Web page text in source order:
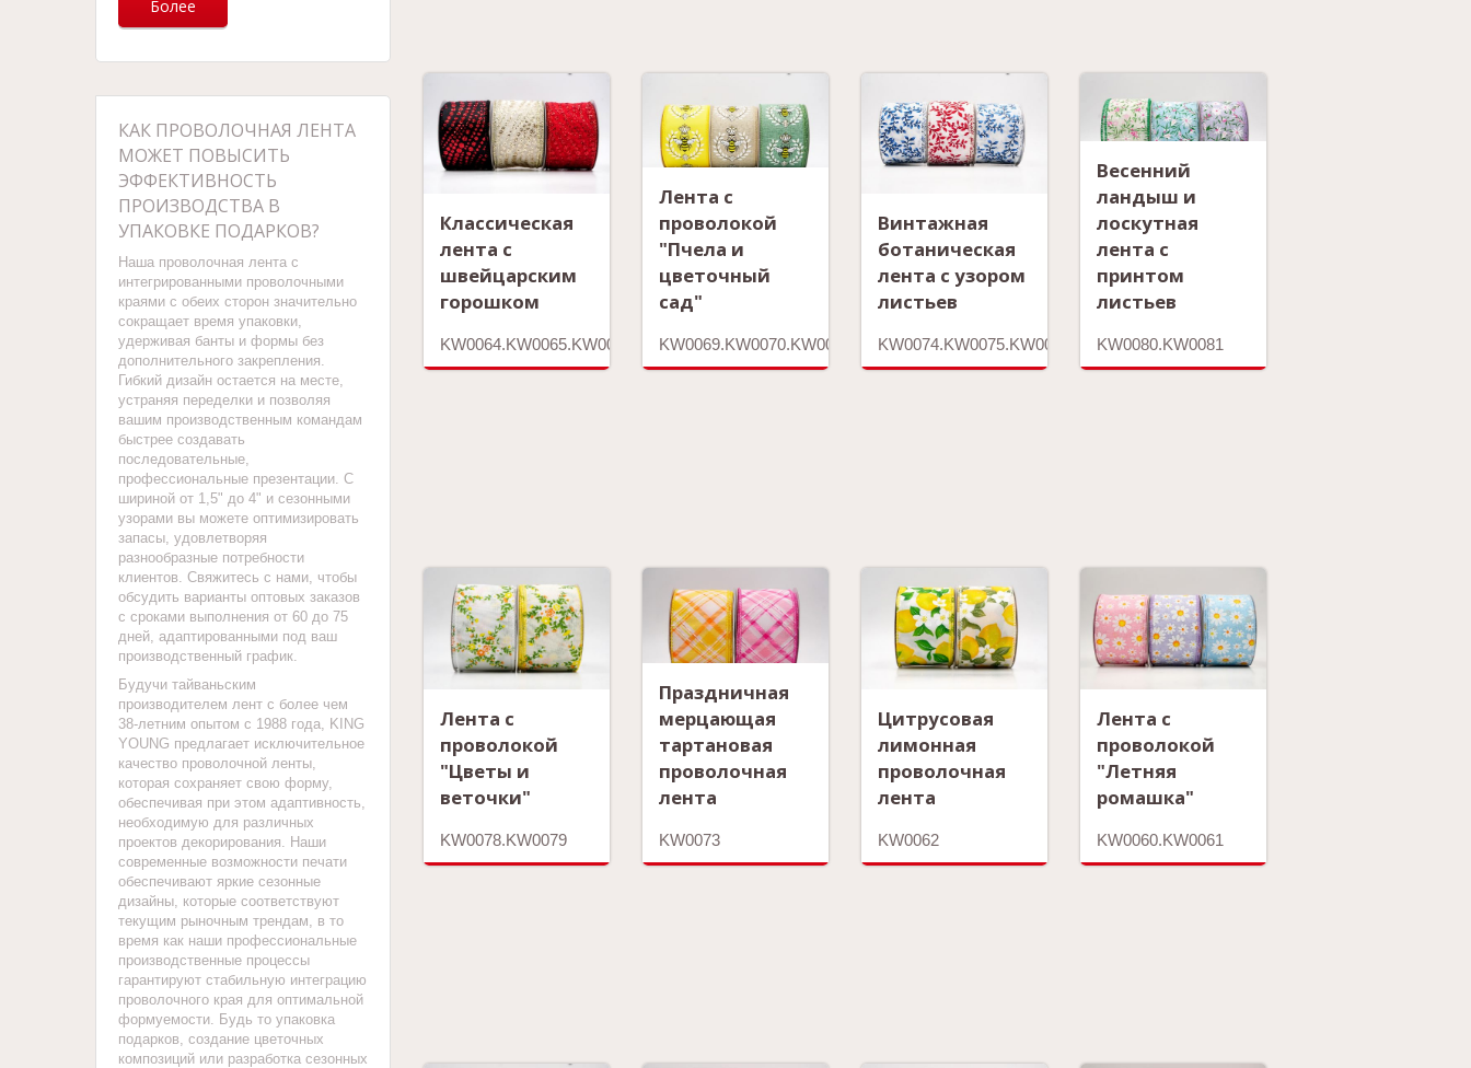
Более
КАК ПРОВОЛОЧНАЯ ЛЕНТА
МОЖЕТ ПОВЫСИТЬ
ЭФФЕКТИВНОСТЬ
ПРОИЗВОДСТВА В
УПАКОВКЕ ПОДАРКОВ?
Наша проволочная лента с
интегрированными проволочными
краями с обеих сторон значительно
сокращает время упаковки,
удерживая банты и формы без
дополнительного закрепления.
Гибкий дизайн остается на месте,
устраняя переделки и позволяя
вашим производственным командам
быстрее создавать
последовательные,
профессиональные презентации. С
шириной от 1,5" до 4" и сезонными
узорами вы можете оптимизировать
запасы, удовлетворяя
разнообразные потребности
клиентов. Свяжитесь с нами, чтобы
обсудить варианты оптовых заказов
с сроками выполнения от 60 до 75
дней, адаптированными под ваш
производственный график.
Будучи тайваньским
производителем лент с более чем
38-летним опытом с 1988 года, KING
YOUNG предлагает исключительное
качество проволочной ленты,
которая сохраняет свою форму,
обеспечивая при этом адаптивность,
необходимую для различных
проектов декорирования. Наши
современные возможности печати
обеспечивают яркие сезонные
дизайны, которые соответствуют
текущим рыночным трендам, в то
время как наши профессиональные
производственные процессы
гарантируют стабильную интеграцию
проволочного края для оптимальной
формуемости. Будь то упаковка
подарков, создание цветочных
композиций или разработка сезонных
Классическая
лента с
швейцарским
горошком
KW0064.KW0065.KW0066.KW0067
Лента с
проволокой
"Пчела и
цветочный
сад"
KW0069.KW0070.KW0071
Винтажная
ботаническая
лента с узором
листьев
KW0074.KW0075.KW0076.KW0077
Весенний
ландыш и
лоскутная
лента с
принтом
листьев
KW0080.KW0081
Лента с
проволокой
"Цветы и
веточки"
KW0078.KW0079
Праздничная
мерцающая
тартановая
проволочная
лента
KW0073
Цитрусовая
лимонная
проволочная
лента
KW0062
Лента с
проволокой
"Летняя
ромашка"
KW0060.KW0061